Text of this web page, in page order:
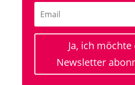
Ja, ich möchte
Newsletter